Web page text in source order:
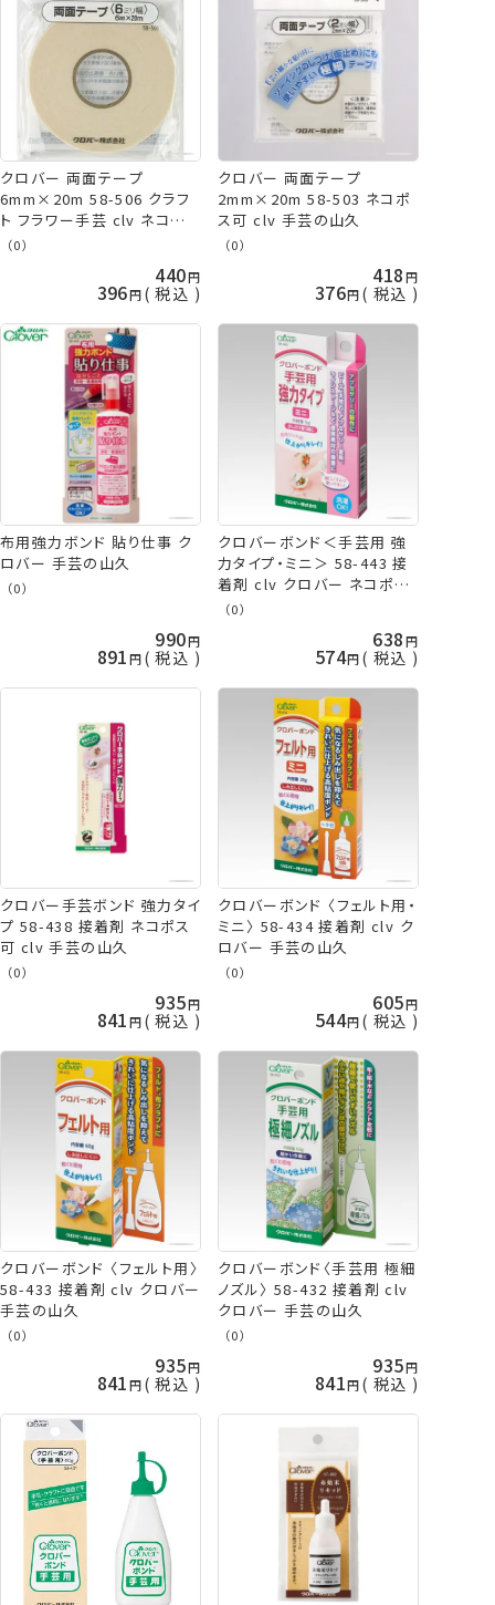
クロバー 両面テープ
6mm×20m 58-506 クラフ
ト フラワー手芸 clv ネコポス
可 手芸の山久
（0）
440
396 税込
クロバー 両面テープ
2mm×20m 58-503 ネコポ
ス可 clv 手芸の山久
（0）
418
376 税込
布用強力ボンド 貼り仕事 ク
ロバー 手芸の山久
（0）
990
891 税込
クロバーボンド＜手芸用 強
力タイプ・ミニ＞ 58-443 接
着剤 clv クロバー ネコポス
可 手芸の山久
（0）
638
574 税込
クロバー手芸ボンド 強力タイ
プ 58-438 接着剤 ネコポス
可 clv 手芸の山久
（0）
935
841 税込
クロバーボンド 〈フェルト用・
ミニ〉 58-434 接着剤 clv ク
ロバー 手芸の山久
（0）
605
544 税込
クロバーボンド 〈フェルト用〉
58-433 接着剤 clv クロバー
手芸の山久
（0）
935
841 税込
クロバーボンド〈手芸用 極細
ノズル〉 58-432 接着剤 clv
クロバー 手芸の山久
（0）
935
841 税込